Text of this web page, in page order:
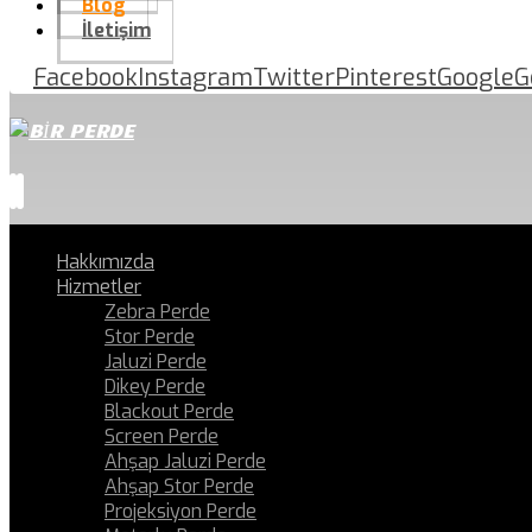
Blog
İletişim
FacebookInstagramTwitterPinterestGoogle
Hakkımızda
Hizmetler
Zebra Perde
Stor Perde
Jaluzi Perde
Dikey Perde
Blackout Perde
Screen Perde
Ahşap Jaluzi Perde
Ahşap Stor Perde
Projeksiyon Perde